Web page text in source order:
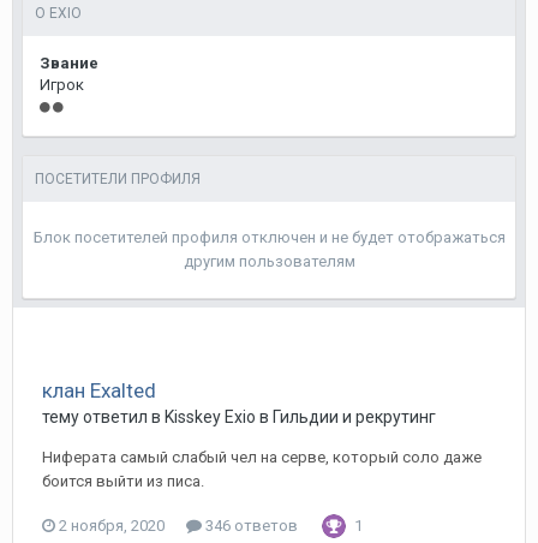
О EXIO
Звание
Игрок
ПОСЕТИТЕЛИ ПРОФИЛЯ
Блок посетителей профиля отключен и не будет отображаться
другим пользователям
клан Exalted
тему ответил в Kisskey Exio в Гильдии и рекрутинг
Ниферата самый слабый чел на серве, который соло даже
боится выйти из писа.
2 ноября, 2020 346 ответов 1